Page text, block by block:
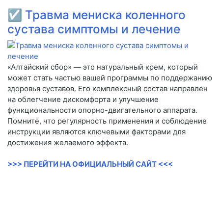
☑ Травма мениска коленного
сустава симптомы и лечение
«Алтайский сбор» — это натуральный крем, который
может стать частью вашей программы по поддержанию
здоровья суставов. Его комплексный состав направлен
на облегчение дискомфорта и улучшение
функциональности опорно-двигательного аппарата.
Помните, что регулярность применения и соблюдение
инструкции являются ключевыми факторами для
достижения желаемого эффекта.
>>> ПЕРЕЙТИ НА ОФИЦИАЛЬНЫЙ САЙТ <<<